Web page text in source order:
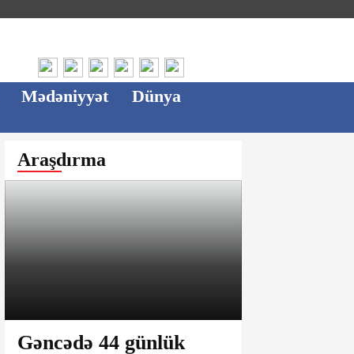
Mədəniyyət
Dünya
Araşdırma
Gəncədə 44 günlük